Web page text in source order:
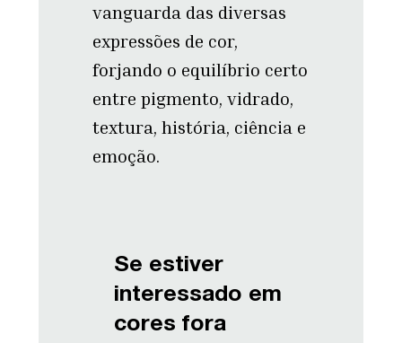
vanguarda das diversas
expressões de cor,
forjando o equilíbrio certo
entre pigmento, vidrado,
textura, história, ciência e
emoção.
Se estiver
interessado em
cores fora